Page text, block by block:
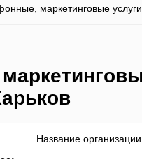
маркетинговые
Название организации